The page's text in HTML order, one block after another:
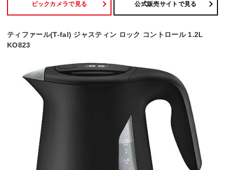
ビックカメラで見る 公式販売サイトで見る
ティファール(T-fal) ジャスティン ロック コントロール 1.2L
KO823